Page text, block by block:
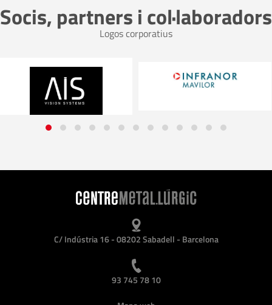
Socis, partners i col·laboradors
Logos corporatius
C/ Indústria 16 - 08202 Sabadell - Barcelona
93 745 78 10